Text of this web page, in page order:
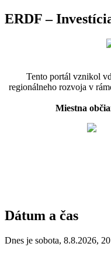
ERDF –
Tento portál vznikol
regionálneho rozvoja v
Miestna
Dátum a čas
Dnes je sobota, 8.8.2026,